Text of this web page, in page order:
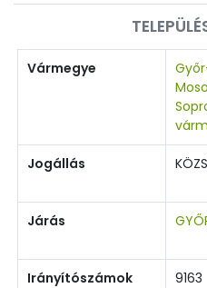
Vármegye
Jogállás
Járás
Irányítószámok 9163